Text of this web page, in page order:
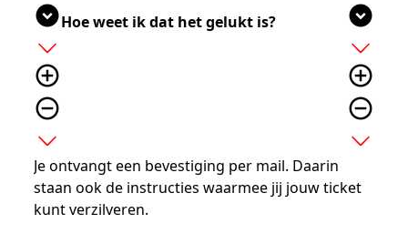
expand_circle_down
add
add_circle_outline
remove_circle_outline
expand_more
Hoe weet ik dat het gelukt is?
expand_circle_down
add
add_circle_outline
remove_circle_outline
expand_more
Je ontvangt een bevestiging per mail. Daarin
staan ook de instructies waarmee jij jouw ticket
kunt verzilveren.